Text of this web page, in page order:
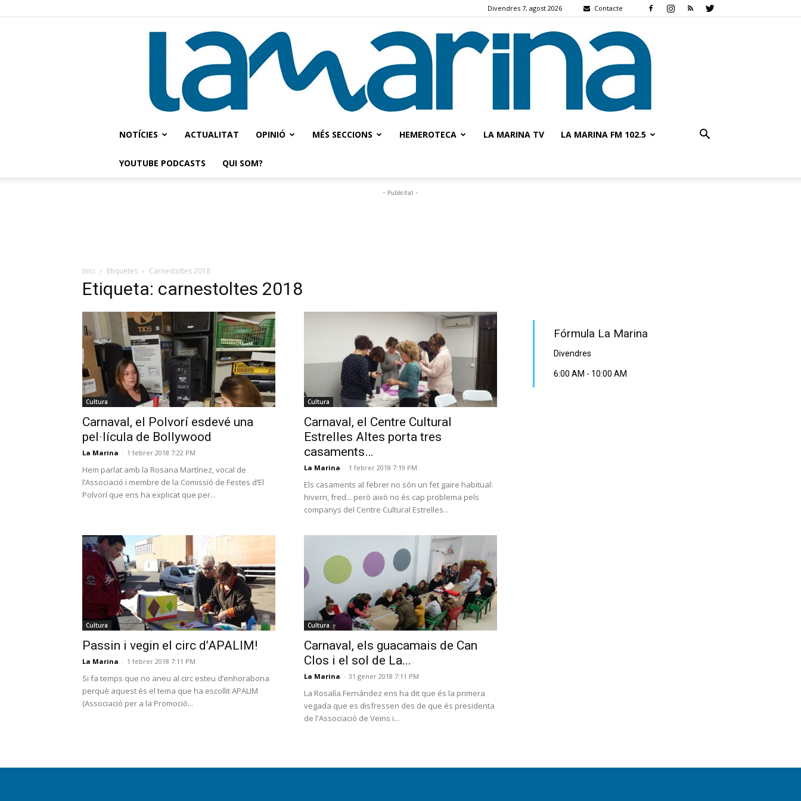
Divendres 7, agost 2026 Contacte
NOTÍCIES ACTUALITAT OPINIÓ MÉS SECCIONS HEMEROTECA LA MARINA TV LA MARINA FM 102.5
YOUTUBE PODCASTS QUI SOM?
- Publicitat -
Inici Etiquetes Carnestoltes 2018
Etiqueta: carnestoltes 2018
Cultura
Carnaval, el Polvorí esdevé una
pel·lícula de Bollywood
La Marina - 1 febrer 2018 7:22 PM
Hem parlat amb la Rosana Martínez, vocal de
l’Associació i membre de la Comissió de Festes d’El
Polvorí que ens ha explicat que per...
Cultura
Carnaval, el Centre Cultural
Estrelles Altes porta tres
casaments…
La Marina - 1 febrer 2018 7:19 PM
Els casaments al febrer no són un fet gaire habitual:
hivern, fred... però això no és cap problema pels
companys del Centre Cultural Estrelles...
Cultura
Passin i vegin el circ d’APALIM!
La Marina - 1 febrer 2018 7:11 PM
Si fa temps que no aneu al circ esteu d’enhorabona
perquè aquest és el tema que ha escollit APALIM
(Associació per a la Promoció...
Cultura
Carnaval, els guacamais de Can
Clos i el sol de La...
La Marina - 31 gener 2018 7:11 PM
La Rosalía Fernández ens ha dit que és la primera
vegada que es disfressen des de que és presidenta
de l'Associació de Veïns i...
Fórmula La Marina
Divendres
6:00 AM - 10:00 AM